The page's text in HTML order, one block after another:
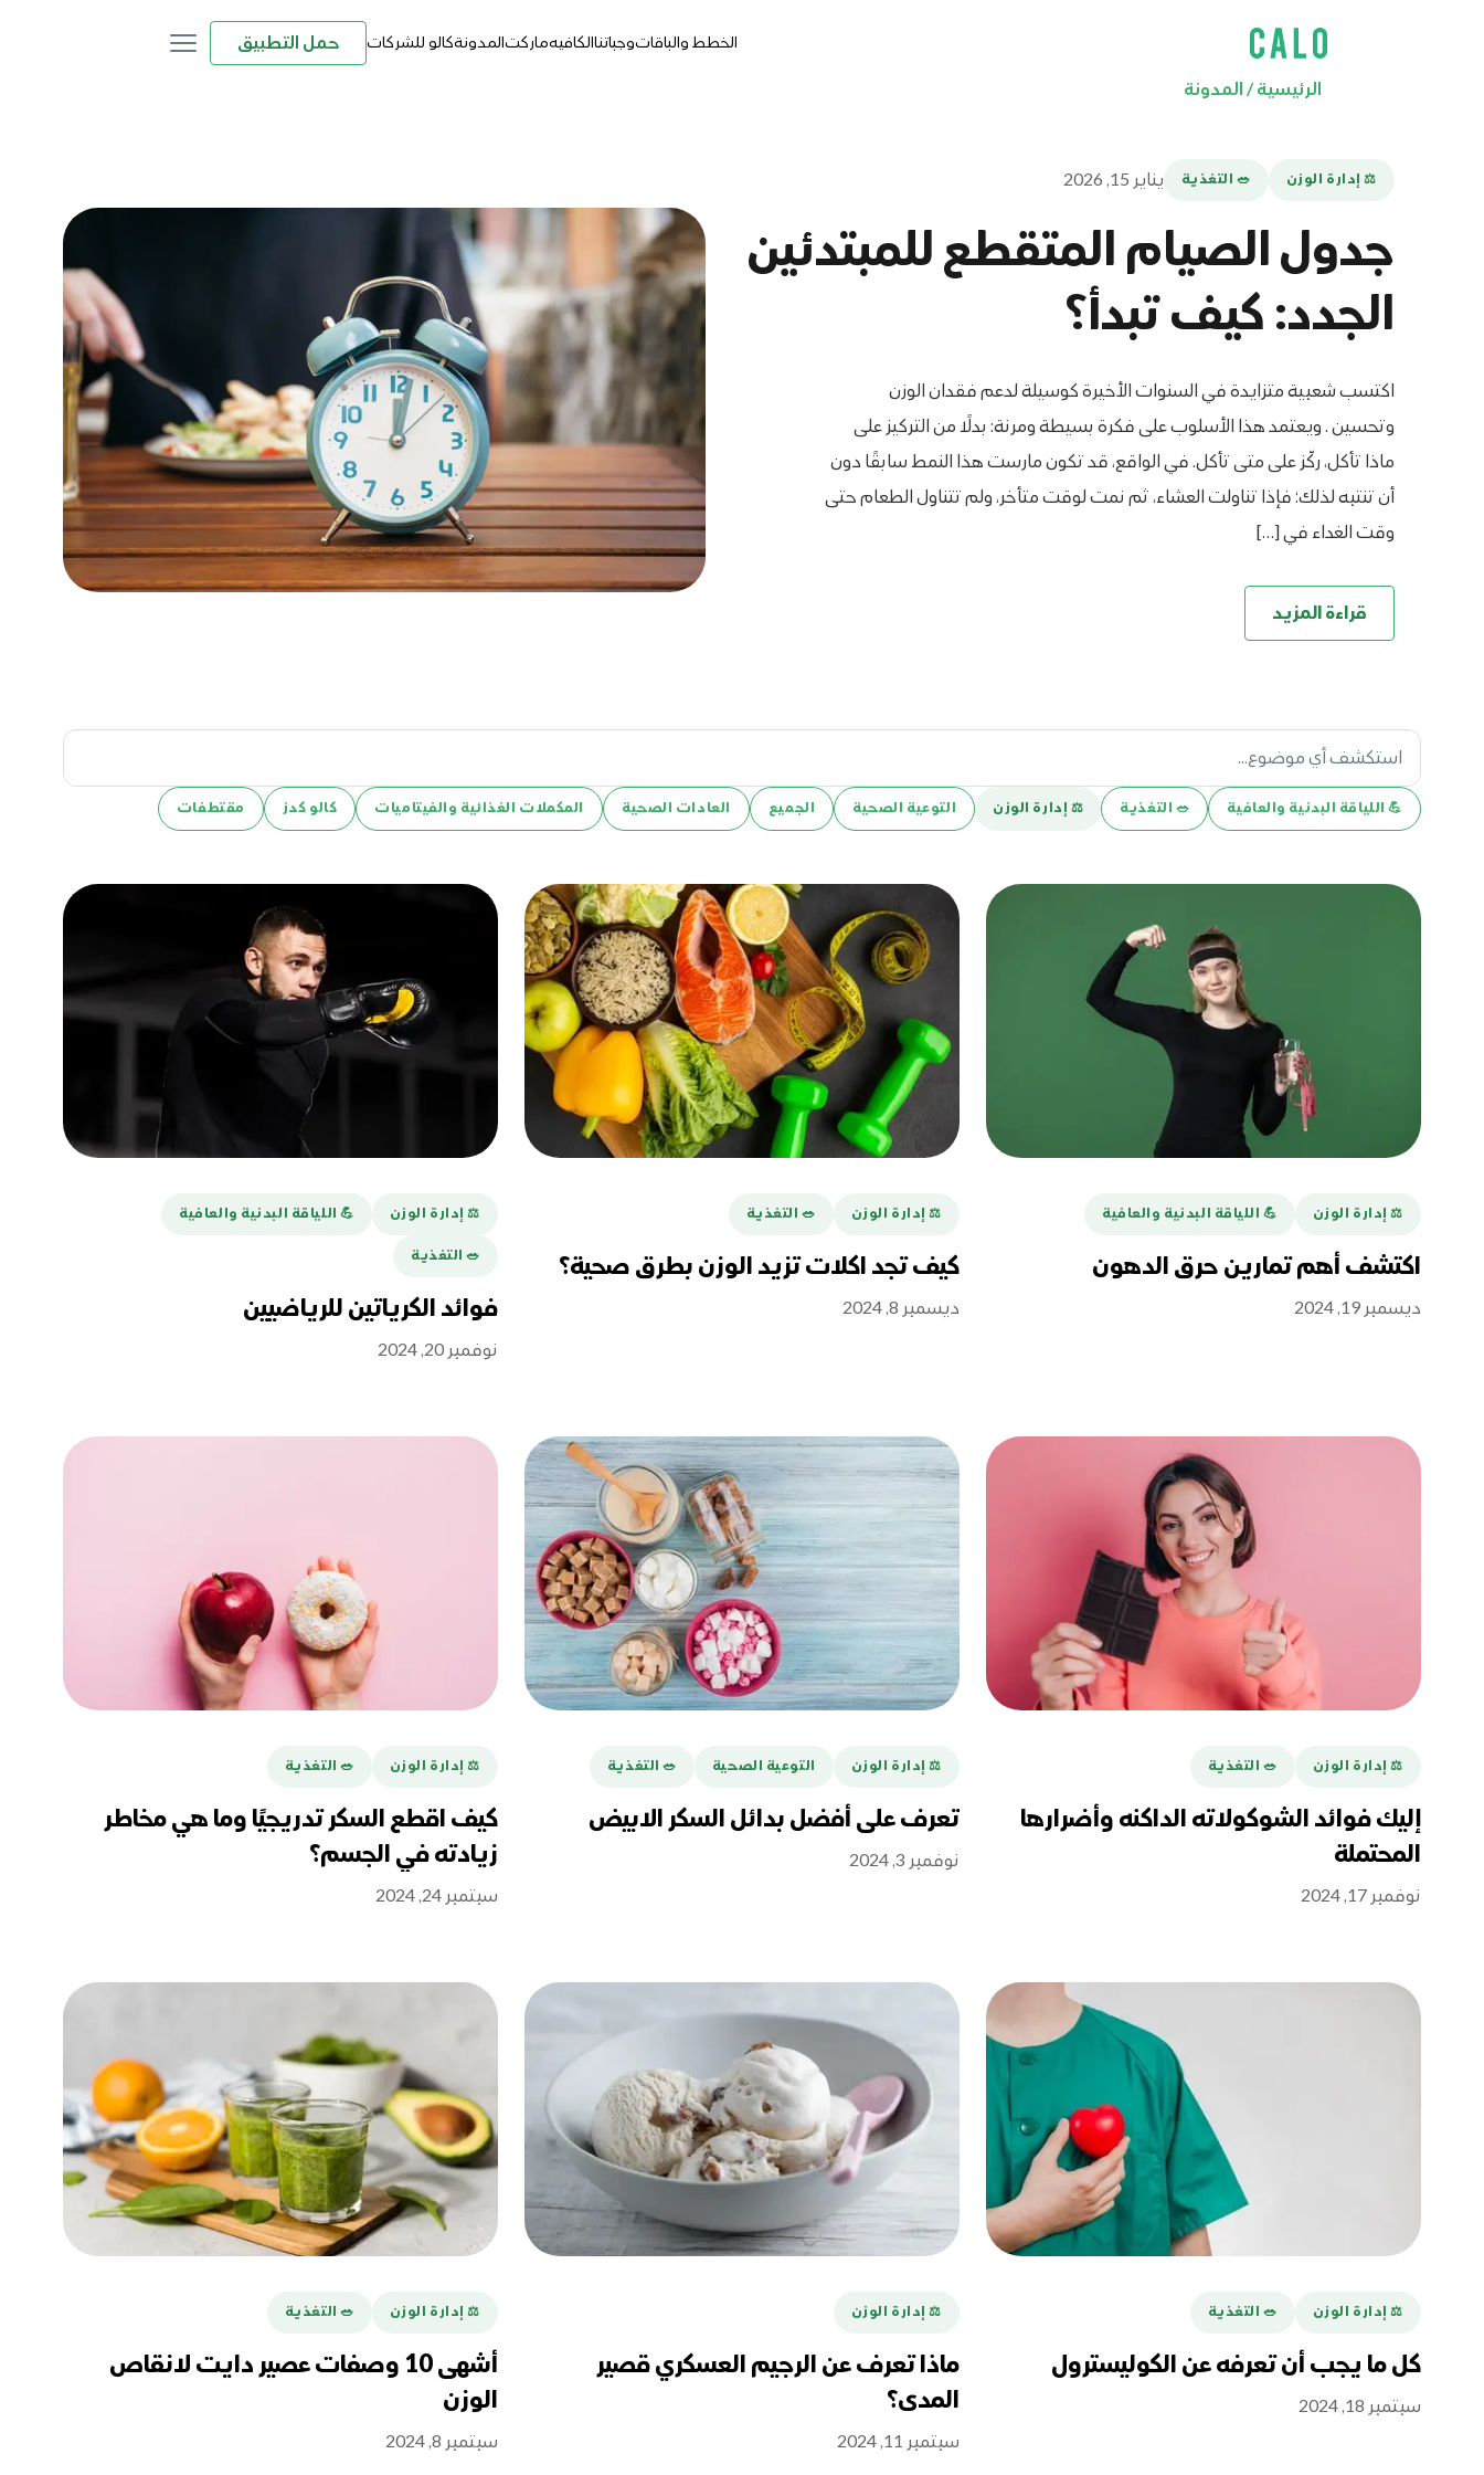
الخطط والباقاتوجباتناالكافيهماركتالمدونةكالو للشركات حمل التطبيق
الرئيسية/ المدونة
⚖️ إدارة الوزن 🥗 التغذية يناير 15, 2026
جدول الصيام المتقطع للمبتدئين
الجدد: كيف تبدأ؟
اكتسب شعبية متزايدة في السنوات الأخيرة كوسيلة لدعم فقدان الوزن
وتحسين . ويعتمد هذا الأسلوب على فكرة بسيطة ومرنة: بدلًا من التركيز على
ماذا تأكل، ركّز على متى تأكل. في الواقع، قد تكون مارست هذا النمط سابقًا دون
أن تنتبه لذلك؛ فإذا تناولت العشاء، ثم نمت لوقت متأخر، ولم تتناول الطعام حتى
وقت الغداء في […]
قراءة المزيد
💪️ اللياقة البدنية والعافية 🥗 التغذية ⚖️ إدارة الوزن التوعية الصحية الجميع العادات الصحية المكملات الغذائية والفيتاميات كالو كدز مقتطفات
⚖️ إدارة الوزن 💪️ اللياقة البدنية والعافية
اكتشف أهم تمارين حرق الدهون
ديسمبر 19, 2024
⚖️ إدارة الوزن 🥗 التغذية
كيف تجد اكلات تزيد الوزن بطرق صحية؟
ديسمبر 8, 2024
⚖️ إدارة الوزن 💪️ اللياقة البدنية والعافية
🥗 التغذية
فوائد الكرياتين للرياضيين
نوفمبر 20, 2024
⚖️ إدارة الوزن 🥗 التغذية
إليك فوائد الشوكولاته الداكنه وأضرارها
المحتملة
نوفمبر 17, 2024
⚖️ إدارة الوزن التوعية الصحية 🥗 التغذية
تعرف على أفضل بدائل السكر الابيض
نوفمبر 3, 2024
⚖️ إدارة الوزن 🥗 التغذية
كيف اقطع السكر تدريجيًا وما هي مخاطر
زيادته في الجسم؟
سبتمبر 24, 2024
⚖️ إدارة الوزن 🥗 التغذية
كل ما يجب أن تعرفه عن الكوليسترول
سبتمبر 18, 2024
⚖️ إدارة الوزن
ماذا تعرف عن الرجيم العسكري قصير
المدى؟
سبتمبر 11, 2024
⚖️ إدارة الوزن 🥗 التغذية
أشهى 10 وصفات عصير دايت لانقاص
الوزن
سبتمبر 8, 2024